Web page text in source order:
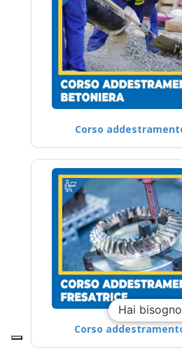
Corso
Corso
Hai